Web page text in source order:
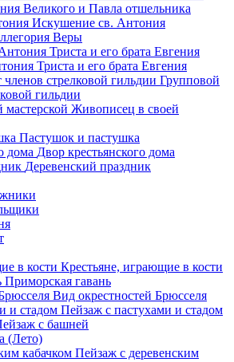
Великого и Павла отшельника
Искушение св. Антония
Веры
Триста и его брата Евгения
Групповой
гильдии
Живописец в своей
Пастушок и пастушка
Двор крестьянского дома
Деревенский праздник
Крестьяне, играющие в кости
Приморская гавань
Вид окрестностей Брюсселя
Пейзаж с пастухами и стадом
с башней
(Лето)
Пейзаж с деревенским